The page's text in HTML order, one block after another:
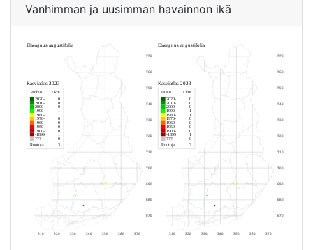
Vanhimman ja uusimman havainnon ikä